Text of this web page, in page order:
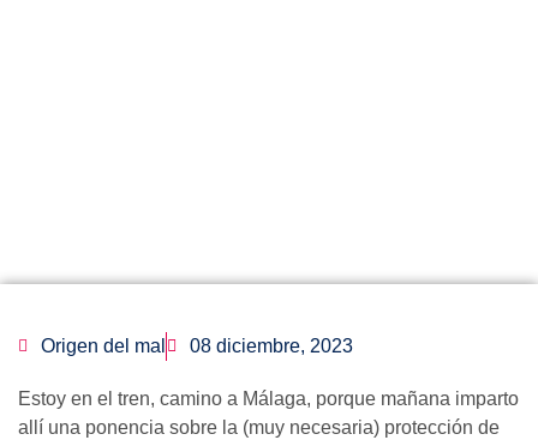
Origen del mal 08 diciembre, 2023
Estoy en el tren, camino a Málaga, porque mañana imparto
allí una ponencia sobre la (muy necesaria) protección de